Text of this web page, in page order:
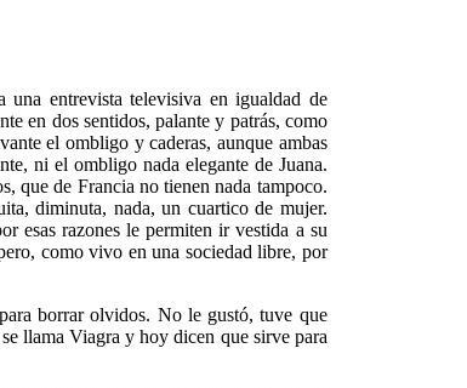
entrevista televisiva en igualdad de
en dos sentidos, palante y patrás, como
el ombligo y caderas, aunque ambas
ni el ombligo nada elegante de Juana.
que de Francia no tienen nada tampoco.
diminuta, nada, un cuartico de mujer.
esas razones le permiten ir vestida a su
como vivo en una sociedad libre, por
borrar olvidos. No le gustó, tuve que
llama Viagra y hoy dicen que sirve para